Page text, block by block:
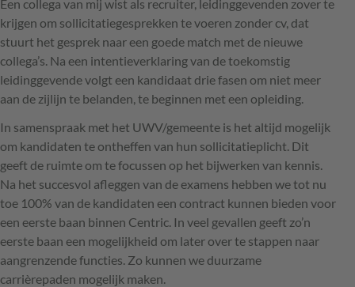
Een collega van mij wist als recruiter, leidinggevenden zover te
krijgen om sollicitatiegesprekken te voeren zonder cv, dat
stuurt het gesprek naar een goede match met de nieuwe
collega’s. Na een intentieverklaring van de toekomstig
leidinggevende volgt een kandidaat drie fasen om niet meer
aan de zijlijn te belanden, te beginnen met een opleiding.
In samenspraak met het UWV/gemeente is het altijd mogelijk
om kandidaten te ontheffen van hun sollicitatieplicht. Dit
geeft de ruimte om te focussen op het bijwerken van kennis.
Na het succesvol afleggen van de examens hebben we tot nu
toe 100% van de kandidaten een contract kunnen bieden voor
een eerste baan binnen Centric. In veel gevallen geeft zo’n
eerste baan een mogelijkheid om later over te stappen naar
aangrenzende functies. Zo kunnen we duurzame
carrièrepaden mogelijk maken.